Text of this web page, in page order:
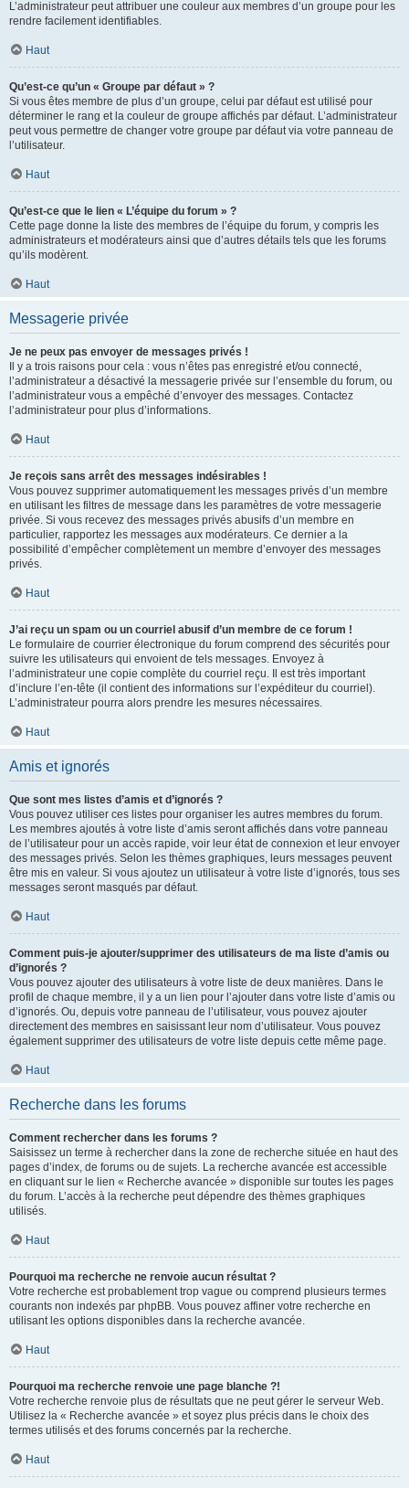
L’administrateur peut attribuer une couleur aux membres d’un groupe pour les
rendre facilement identifiables.
Haut
Qu’est-ce qu’un « Groupe par défaut » ?
Si vous êtes membre de plus d’un groupe, celui par défaut est utilisé pour
déterminer le rang et la couleur de groupe affichés par défaut. L’administrateur
peut vous permettre de changer votre groupe par défaut via votre panneau de
l’utilisateur.
Haut
Qu’est-ce que le lien « L’équipe du forum » ?
Cette page donne la liste des membres de l’équipe du forum, y compris les
administrateurs et modérateurs ainsi que d’autres détails tels que les forums
qu’ils modèrent.
Haut
Messagerie privée
Je ne peux pas envoyer de messages privés !
Il y a trois raisons pour cela : vous n’êtes pas enregistré et/ou connecté,
l’administrateur a désactivé la messagerie privée sur l’ensemble du forum, ou
l’administrateur vous a empêché d’envoyer des messages. Contactez
l’administrateur pour plus d’informations.
Haut
Je reçois sans arrêt des messages indésirables !
Vous pouvez supprimer automatiquement les messages privés d’un membre
en utilisant les filtres de message dans les paramètres de votre messagerie
privée. Si vous recevez des messages privés abusifs d’un membre en
particulier, rapportez les messages aux modérateurs. Ce dernier a la
possibilité d’empêcher complètement un membre d’envoyer des messages
privés.
Haut
J’ai reçu un spam ou un courriel abusif d’un membre de ce forum !
Le formulaire de courrier électronique du forum comprend des sécurités pour
suivre les utilisateurs qui envoient de tels messages. Envoyez à
l’administrateur une copie complète du courriel reçu. Il est très important
d’inclure l’en-tête (il contient des informations sur l’expéditeur du courriel).
L’administrateur pourra alors prendre les mesures nécessaires.
Haut
Amis et ignorés
Que sont mes listes d’amis et d’ignorés ?
Vous pouvez utiliser ces listes pour organiser les autres membres du forum.
Les membres ajoutés à votre liste d’amis seront affichés dans votre panneau
de l’utilisateur pour un accès rapide, voir leur état de connexion et leur envoyer
des messages privés. Selon les thèmes graphiques, leurs messages peuvent
être mis en valeur. Si vous ajoutez un utilisateur à votre liste d’ignorés, tous ses
messages seront masqués par défaut.
Haut
Comment puis-je ajouter/supprimer des utilisateurs de ma liste d’amis ou
d’ignorés ?
Vous pouvez ajouter des utilisateurs à votre liste de deux manières. Dans le
profil de chaque membre, il y a un lien pour l’ajouter dans votre liste d’amis ou
d’ignorés. Ou, depuis votre panneau de l’utilisateur, vous pouvez ajouter
directement des membres en saisissant leur nom d’utilisateur. Vous pouvez
également supprimer des utilisateurs de votre liste depuis cette même page.
Haut
Recherche dans les forums
Comment rechercher dans les forums ?
Saisissez un terme à rechercher dans la zone de recherche située en haut des
pages d’index, de forums ou de sujets. La recherche avancée est accessible
en cliquant sur le lien « Recherche avancée » disponible sur toutes les pages
du forum. L’accès à la recherche peut dépendre des thèmes graphiques
utilisés.
Haut
Pourquoi ma recherche ne renvoie aucun résultat ?
Votre recherche est probablement trop vague ou comprend plusieurs termes
courants non indexés par phpBB. Vous pouvez affiner votre recherche en
utilisant les options disponibles dans la recherche avancée.
Haut
Pourquoi ma recherche renvoie une page blanche ?!
Votre recherche renvoie plus de résultats que ne peut gérer le serveur Web.
Utilisez la « Recherche avancée » et soyez plus précis dans le choix des
termes utilisés et des forums concernés par la recherche.
Haut